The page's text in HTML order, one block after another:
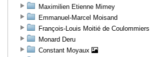
Maximilien Etienne Mimey
Emmanuel-Marcel Moisand
François-Louis Moitié de Coulommiers
Monard Deru
Constant Moyaux